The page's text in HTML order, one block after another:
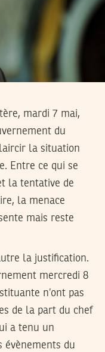
mardi 7 mai,
du
la situation
Entre ce qui se
la tentative de
la menace
mais reste
la justification.
mercredi 8
n’ont pas
de la part du chef
a tenu un
évènements du